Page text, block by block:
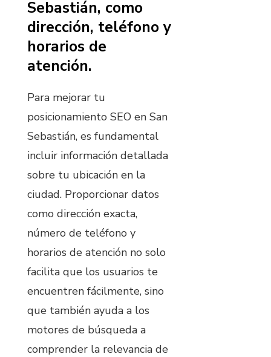
Sebastián, como
dirección, teléfono y
horarios de
atención.
Para mejorar tu
posicionamiento SEO en San
Sebastián, es fundamental
incluir información detallada
sobre tu ubicación en la
ciudad. Proporcionar datos
como dirección exacta,
número de teléfono y
horarios de atención no solo
facilita que los usuarios te
encuentren fácilmente, sino
que también ayuda a los
motores de búsqueda a
comprender la relevancia de